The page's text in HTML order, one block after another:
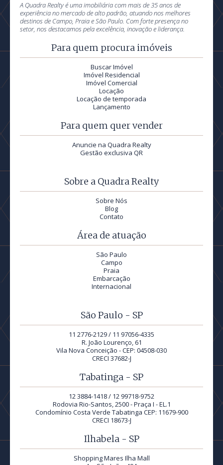
A Quadra Realty é uma imobiliária com mais de 35 anos de
experiência no mercado de alto padrão, atuando nos melhores
destinos de Campo, Praia e São Paulo. Com forte presença no
setor, nos destacamos pela excelência, inovação e liderança.
Para quem procura imóveis
Buscar Imóvel
Imóvel Residencial
Imóvel Comercial
Locação
Locação de temporada
Lançamento
Para quem quer vender
Anuncie na Quadra Realty
Gestão exclusiva QR
Sobre a Quadra Realty
Sobre Nós
Blog
Contato
Área de atuação
São Paulo
Campo
Praia
Embarcação
Internacional
São Paulo - SP
11 2776-2129 / 11 97056-4335
R. João Lourenço, 61
Vila Nova Conceição - CEP: 04508-030
CRECI 37682-J
Tabatinga - SP
12 3884-1418 / 12 99718-9752
Rodovia Rio-Santos, 2500 - Praça I - EL.1
Condomínio Costa Verde Tabatinga CEP: 11679-900
CRECI 18673-J
Ilhabela - SP
Shopping Mares Ilha Mall